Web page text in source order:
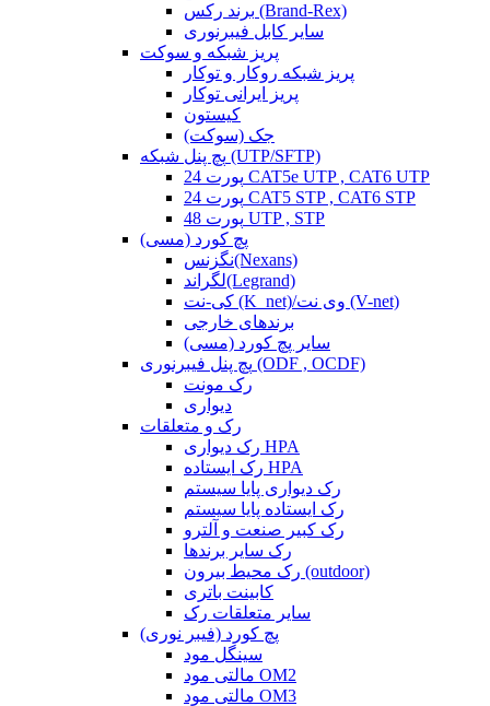
برند رکس (Brand-Rex)
سایر کابل فیبرنوری
پریز شبکه و سوکت
پریز شبکه روکار و توکار
پریز ایرانی توکار
کیستون
جک (سوکت)
پچ پنل شبکه (UTP/SFTP)
24 پورت CAT5e UTP , CAT6 UTP
24 پورت CAT5 STP , CAT6 STP
48 پورت UTP , STP
پچ کورد (مسی)
نگزنس(Nexans)
لگراند(Legrand)
کی-نت (K_net)/وی نت (V-net)
برندهای خارجی
سایر پچ کورد (مسی)
پچ پنل فیبرنوری (ODF , OCDF)
رک مونت
دیواری
رک و متعلقات
رک دیواری HPA
رک ایستاده HPA
رک دیواری پایا سیستم
رک ایستاده پایا سیستم
رک کبیر صنعت و آلترو
رک سایر برندها
رک محیط بیرون (outdoor)
کابینت باتری
سایر متعلقات رک
پچ کورد (فیبر نوری)
سینگل مود
مالتی مود OM2
مالتی مود OM3